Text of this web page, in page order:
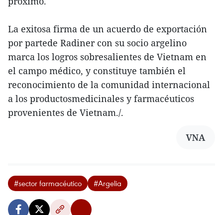
La exitosa firma de un acuerdo de exportación
por partede Radiner con su socio argelino
marca los logros sobresalientes de Vietnam en
el campo médico, y constituye también el
reconocimiento de la comunidad internacional
a los productosmedicinales y farmacéuticos
provenientes de Vietnam./.
VNA
#sector farmacéutico #Argelia